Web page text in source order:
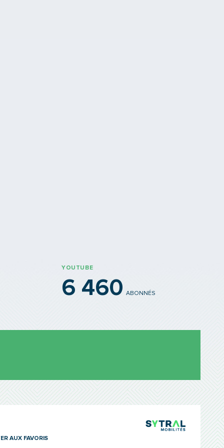
YOUTUBE
6 460 ABONNÉS
AUX FAVORIS
TCL